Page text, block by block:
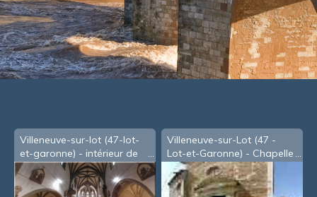
Villeneuve-sur-lot (47-lot-
et-garonne) - intérieur de
l'église St-Etienne (2003)
Villeneuve-sur-Lot (47 -
Lot-et-Garonne) - Chapelle
des Pénitents Blancs (XVIIe
s.)